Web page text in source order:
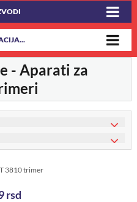
- Aparati za
3810 trimer
rsd